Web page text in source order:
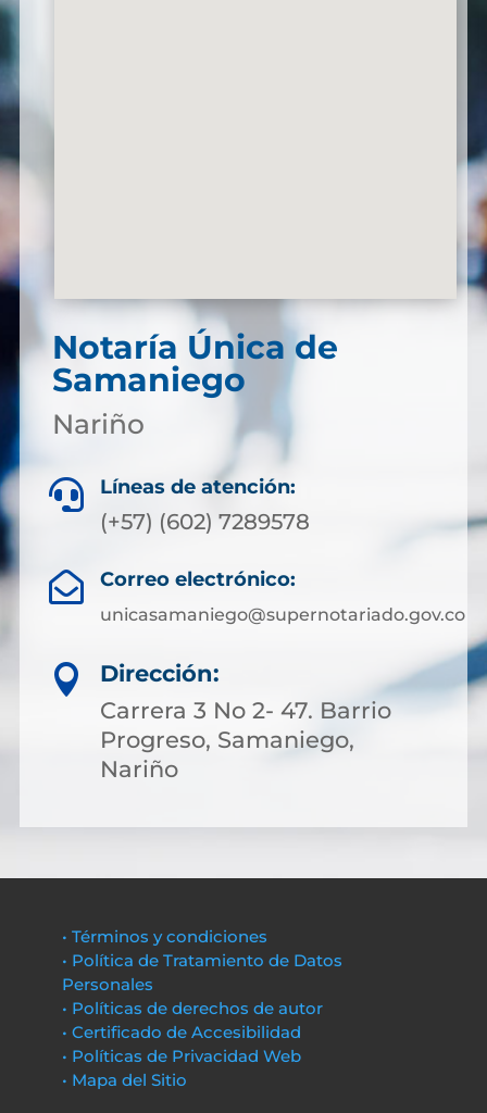
Notaría Única de
Samaniego
Nariño
 Líneas de atención:
(+57) (602) 7289578
 Correo electrónico:
unicasamaniego@supernotariado.gov.co

Dirección:
Carrera 3 No 2- 47. Barrio
Progreso, Samaniego,
Nariño
• Términos y condiciones
• Política de Tratamiento de Datos
Personales
• Políticas de derechos de autor
• Certificado de Accesibilidad
• Políticas de Privacidad Web
• Mapa del Sitio